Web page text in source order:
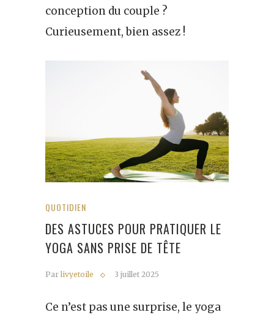
conception du couple ?
Curieusement, bien assez !
QUOTIDIEN
DES ASTUCES POUR PRATIQUER LE
YOGA SANS PRISE DE TÊTE
Parlivyetoile 3 juillet 2025
Ce n’est pas une surprise, le yoga